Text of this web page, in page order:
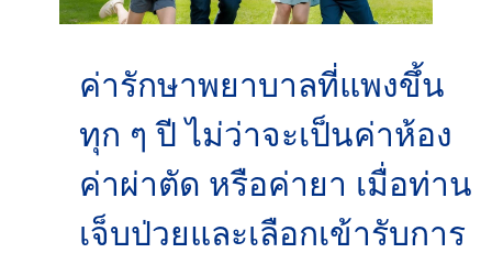
ค่ารักษาพยาบาลที่แพงขึ้น
ทุก ๆ ปี ไม่ว่าจะเป็นค่าห้อง
ค่าผ่าตัด หรือค่ายา เมื่อท่าน
เจ็บป่วยและเลือกเข้ารับการ